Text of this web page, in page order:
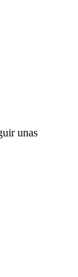
unas